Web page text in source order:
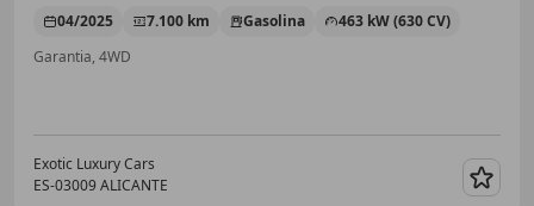
04/2025 7.100 km Gasolina
463 kW (630 CV)
Garantia, 4WD
Exotic Luxury Cars
ES-03009 ALICANTE